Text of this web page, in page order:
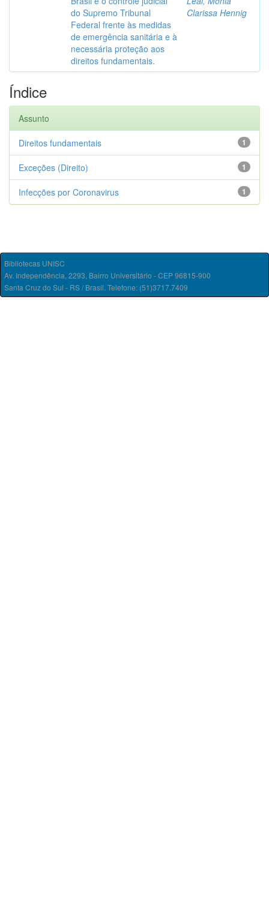
do Supremo Tribunal
Federal frente às medidas
de emergência sanitária e à
necessária proteção aos
direitos fundamentais.
Clarissa Hennig
Índice
Assunto
1
Direitos fundamentais
1
Exceções (Direito)
1
Infecções por Coronavirus
Bibliotecas UNISC
Av. Independência, 2293, Bairro Universitário - CEP 96815-900
Santa Cruz do Sul - RS / Brasil. Telefone: (51)3717.7409